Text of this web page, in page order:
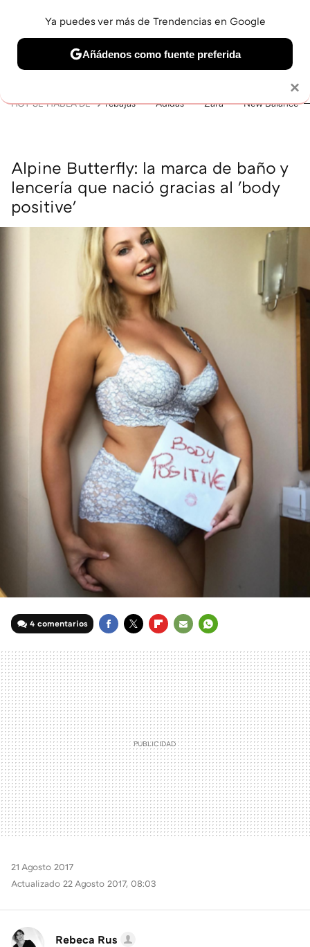
BELLEZA SHOPPING VIAJES GASTRO SNEAKERS
HOY SE HABLA DE rebajas Adidas Zara New Balance
Alpine Butterfly: la marca de baño y
lencería que nació gracias al 'body
positive'
4 comentarios
MAIL
21 Agosto 2017
Actualizado 22 Agosto 2017, 08:03
Rebeca Rus
×
Ya puedes ver más de Trendencias en Google
Añádenos como fuente preferida